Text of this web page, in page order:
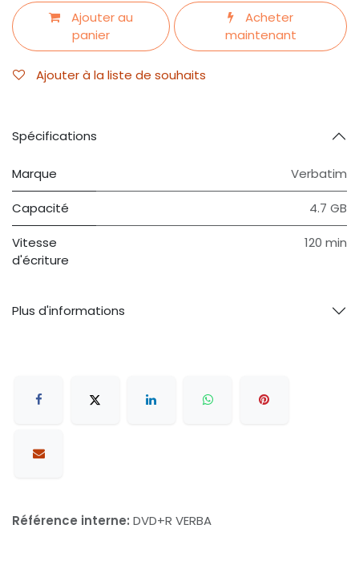
Ajouter au
panier
Acheter
maintenant
Ajouter à la liste de souhaits
Spécifications
Marque Verbatim
Capacité 4.7 GB
Vitesse
d'écriture
120 min
Plus d'informations
Référence interne: DVD+R VERBA